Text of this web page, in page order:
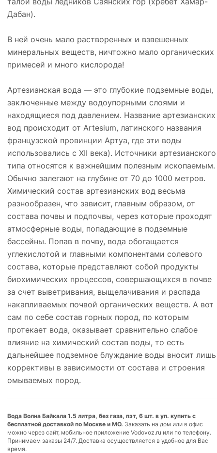
Дабан).
В ней очень мало растворенных и взвешенных
минеральных веществ, ничтожно мало органических
примесей и много кислорода!
Артезианская вода — это глубокие подземные воды,
заключенные между водоупорными слоями и
находящиеся под давлением. Название артезианских
вод происходит от Artesium, латинского названия
французской провинции Артуа, где эти воды
использовались с XII века). Источники артезианского
типа относятся к важнейшим полезным ископаемым.
Обычно залегают на глубине от 70 до 1000 метров.
Химический состав артезианских вод весьма
разнообразен, что зависит, главным образом, от
состава почвы и подпочвы, через которые проходят
атмосферные воды, попадающие в подземные
бассейны. Попав в почву, вода обогащается
углекислотой и главными компонентами солевого
состава, которые представляют собой продукты
биохимических процессов, совершающихся в почве
за счет выветривания, выщелачивания и распада
накапливаемых почвой органических веществ. А вот
сам по себе состав горных пород, по которым
протекает вода, оказывает сравнительно слабое
влияние на химический состав воды, то есть
дальнейшее подземное блуждание воды вносит лишь
коррективы в зависимости от состава и строения
омываемых пород.
Вода Волна Байкала 1.5 литра, без газа, пэт, 6 шт. в уп. купить с
бесплатной доставкой по Москве и МО. Заказать на дом или в офис
можно через сайт, мобильное приложение Vodovoz.ru или по телефону.
Принимаем заказы 24/7. Доставка осуществляется в удобное для Вас
время.